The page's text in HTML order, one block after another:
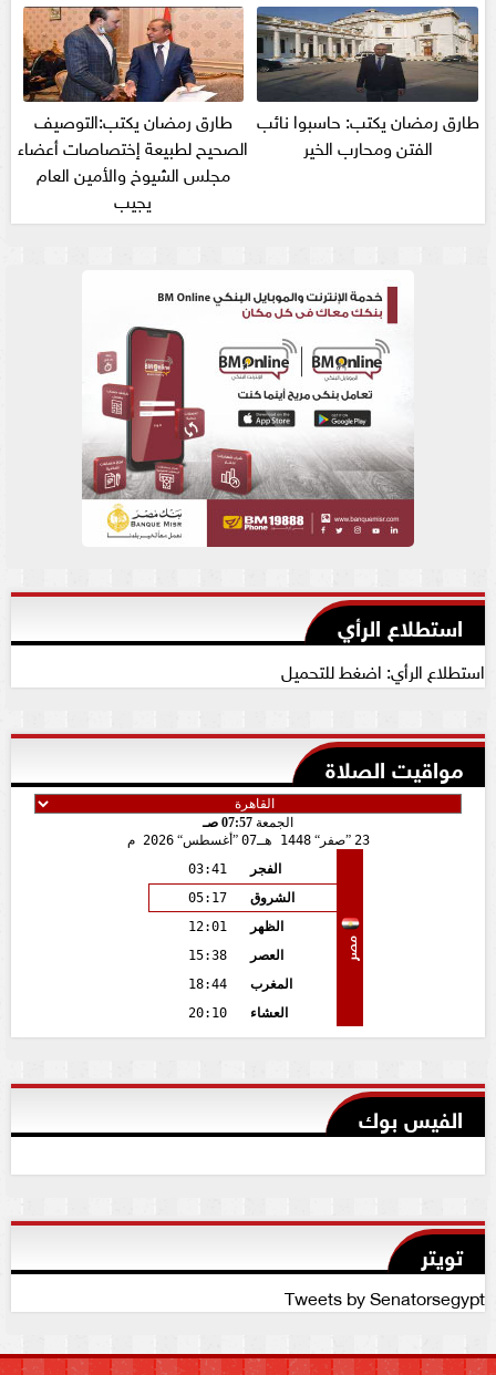
طارق رمضان يكتب: حاسبوا نائب
الفتن ومحارب الخير
طارق رمضان يكتب:التوصيف
الصحيح لطبيعة إختصاصات أعضاء
مجلس الشيوخ والأمين العام
يجيب
استطلاع الرأي
استطلاع الرأي: اضغط للتحميل
مواقيت الصلاة
الجمعة 07:57 صـ
23
صفر 1448 هـ 07 أغسطس 2026 م
مصر
الفجر
03:41
الشروق
05:17
الظهر
12:01
العصر
15:38
المغرب
18:44
العشاء
20:10
الفيس بوك
تويتر
Tweets by Senatorsegypt